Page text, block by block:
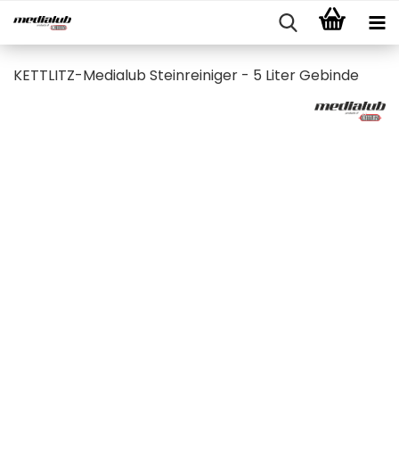
KETTLITZ-Medialub Steinreiniger - 5 Liter Gebinde